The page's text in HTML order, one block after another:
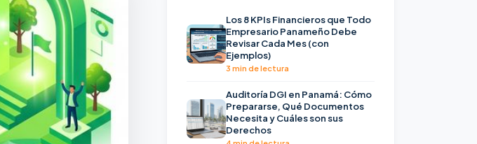
Los 8 KPIs Financieros que Todo
Empresario Panameño Debe
Revisar Cada Mes (con
Ejemplos)
3 min de lectura
Auditoría DGI en Panamá: Cómo
Prepararse, Qué Documentos
Necesita y Cuáles son sus
Derechos